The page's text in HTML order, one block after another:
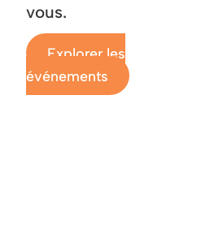
vous.
Explorer les
événements